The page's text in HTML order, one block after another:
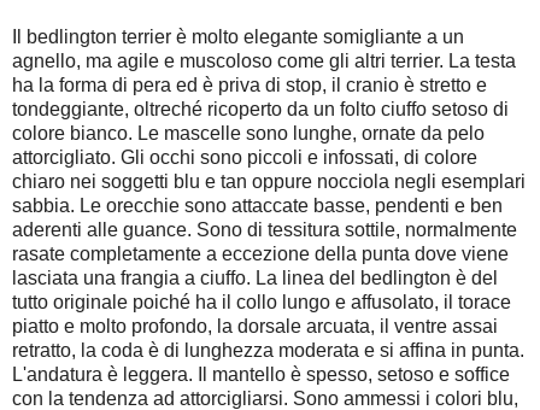
Il bedlington terrier è molto elegante somigliante a un
agnello, ma agile e muscoloso come gli altri terrier. La testa
ha la forma di pera ed è priva di stop, il cranio è stretto e
tondeggiante, oltreché ricoperto da un folto ciuffo setoso di
colore bianco. Le mascelle sono lunghe, ornate da pelo
attorcigliato. Gli occhi sono piccoli e infossati, di colore
chiaro nei soggetti blu e tan oppure nocciola negli esemplari
sabbia. Le orecchie sono attaccate basse, pendenti e ben
aderenti alle guance. Sono di tessitura sottile, normalmente
rasate completamente a eccezione della punta dove viene
lasciata una frangia a ciuffo. La linea del bedlington è del
tutto originale poiché ha il collo lungo e affusolato, il torace
piatto e molto profondo, la dorsale arcuata, il ventre assai
retratto, la coda è di lunghezza moderata e si affina in punta.
L'andatura è leggera. Il mantello è spesso, setoso e soffice
con la tendenza ad attorcigliarsi. Sono ammessi i colori blu,